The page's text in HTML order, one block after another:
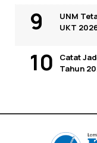
UNM
UKT
Catat
Tahun